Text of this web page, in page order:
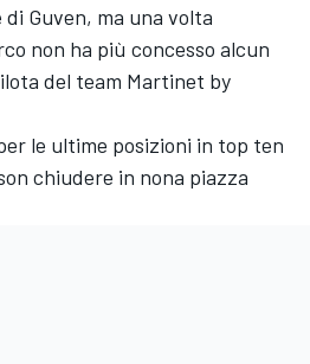
Guven, ma una volta
non ha più concesso alcun
del team Martinet by
le ultime posizioni in top ten
chiudere in nona piazza